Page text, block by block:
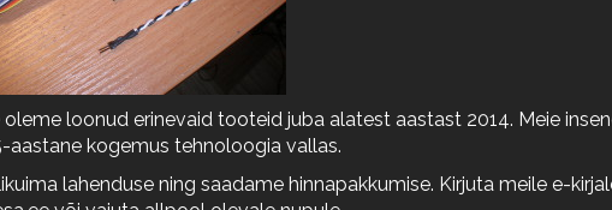
loonud erinevaid tooteid juba alatest aastast 2014. Meie
aastane kogemus tehnoloogia vallas.
lahenduse ning saadame hinnapakkumise. Kirjuta meile e-